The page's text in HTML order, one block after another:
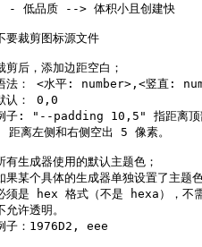
低品质 --> 体积小且创建快
裁剪图标源文件
，添加边距空白；
：
<水平: number> , <竖直:
： 0,0
: "--padding 10,5" 指距离顶
左侧和右侧空出 5 像素。
成器使用的默认主题色；
具体的生成器单独设置了主题色
hex 格式（不是 hexa），不
许透明。
：1976D2, eee